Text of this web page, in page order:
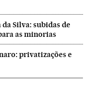
Silva: subidas de
as minorias
privatizações e